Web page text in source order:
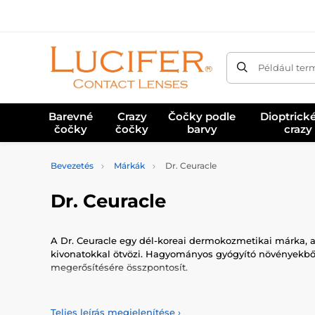
Például
Barevné
čočky
Crazy
čočky
Čočky podle
barvy
Bevezetés Márkák Dr. Ceuracle
Dr. Ceuracle
A Dr. Ceuracle egy dél-koreai dermokozmetikai
kivonatokkal ötvözi. Hagyományos gyógyító
megerősítésére összpontosít.
Teljes leírás megjelenítése ›